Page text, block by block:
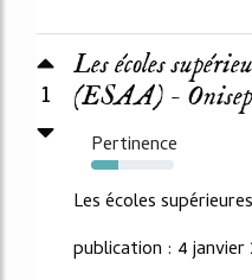
1
Les écoles
(ESAA) - Onisep
Pertinence
33%
Les écoles
publication : 4 janvier